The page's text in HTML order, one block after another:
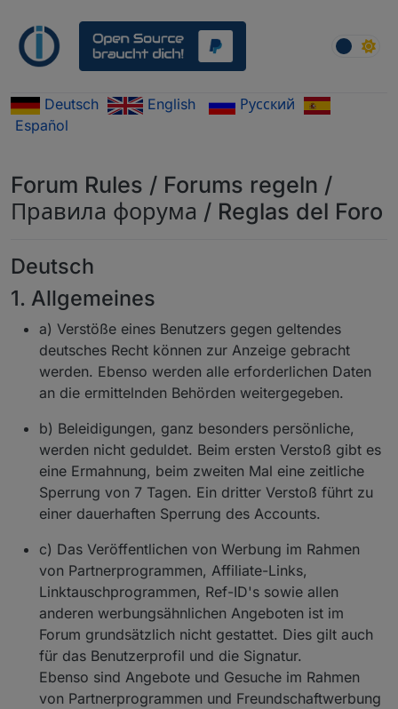
Deutsch English
Русский
Español
Forum Rules / Forums regeln /
Правила форума / Reglas del Foro
Deutsch
1. Allgemeines
a) Verstöße eines Benutzers gegen geltendes
deutsches Recht können zur Anzeige gebracht
werden. Ebenso werden alle erforderlichen Daten
an die ermittelnden Behörden weitergegeben.
b) Beleidigungen, ganz besonders persönliche,
werden nicht geduldet. Beim ersten Verstoß gibt es
eine Ermahnung, beim zweiten Mal eine zeitliche
Sperrung von 7 Tagen. Ein dritter Verstoß führt zu
einer dauerhaften Sperrung des Accounts.
c) Das Veröffentlichen von Werbung im Rahmen
von Partnerprogrammen, Affiliate-Links,
Linktauschprogrammen, Ref-ID's sowie allen
anderen werbungsähnlichen Angeboten ist im
Forum grundsätzlich nicht gestattet. Dies gilt auch
für das Benutzerprofil und die Signatur.
Ebenso sind Angebote und Gesuche im Rahmen
von Partnerprogrammen und Freundschaftwerbung